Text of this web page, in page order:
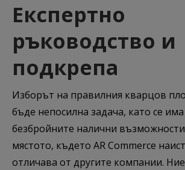
Експертно
ръководство и
подкрепа
Изборът на правилния кварцов
бъде непосилна задача, като се
безбройните налични
мястото, където AR Commerce
отличава от другите компании.